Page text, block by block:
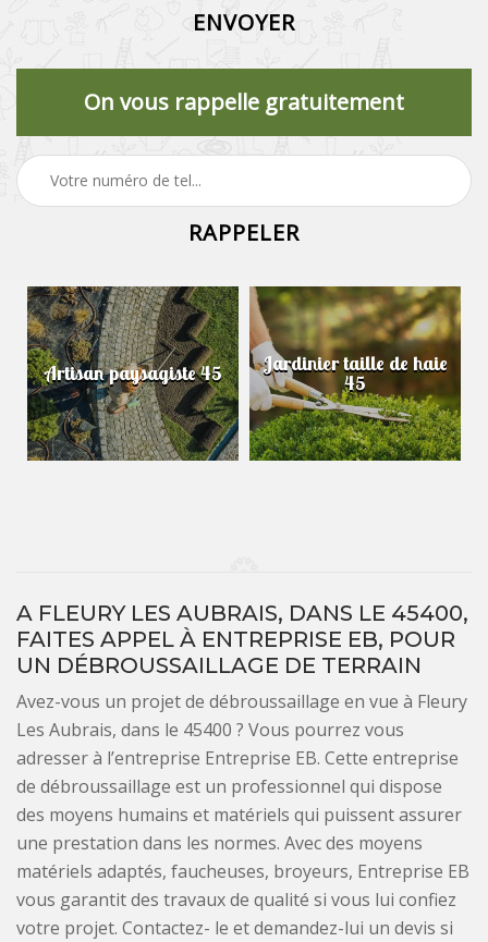
On vous rappelle gratuitement
Artisan paysagiste 45 Jardinier taille de haie
45
A FLEURY LES AUBRAIS, DANS LE 45400,
FAITES APPEL À ENTREPRISE EB, POUR
UN DÉBROUSSAILLAGE DE TERRAIN
Avez-vous un projet de débroussaillage en vue à Fleury
Les Aubrais, dans le 45400 ? Vous pourrez vous
adresser à l’entreprise Entreprise EB. Cette entreprise
de débroussaillage est un professionnel qui dispose
des moyens humains et matériels qui puissent assurer
une prestation dans les normes. Avec des moyens
matériels adaptés, faucheuses, broyeurs, Entreprise EB
vous garantit des travaux de qualité si vous lui confiez
votre projet. Contactez- le et demandez-lui un devis si